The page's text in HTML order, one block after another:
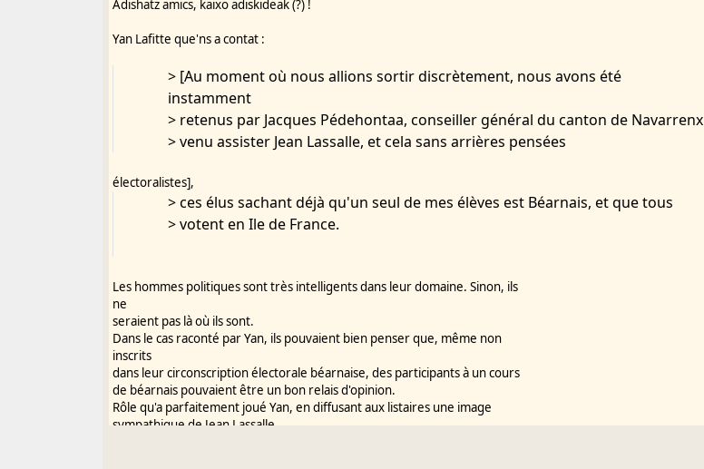
Adishatz amics, kaixo adiskideak (?) !
Yan Lafitte que'ns a contat :
> [Au moment où nous allions sortir discrètement, nous avons été
instamment
> retenus par Jacques Pédehontaa, conseiller général du canton de Navarrenx
> venu assister Jean Lassalle, et cela sans arrières pensées
électoralistes],
> ces élus sachant déjà qu'un seul de mes élèves est Béarnais, et que tous
> votent en Ile de France.
Les hommes politiques sont très intelligents dans leur domaine. Sinon, ils
ne
seraient pas là où ils sont.
Dans le cas raconté par Yan, ils pouvaient bien penser que, même non
inscrits
dans leur circonscription électorale béarnaise, des participants à un cours
de béarnais pouvaient être un bon relais d'opinion.
Rôle qu'a parfaitement joué Yan, en diffusant aux listaires une image
sympathique de Jean Lassalle.